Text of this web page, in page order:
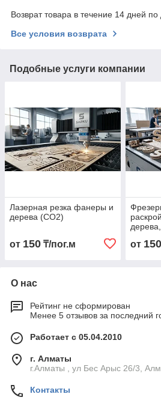
Возврат товара в течение 14 дней по
Все условия возврата
Подобные услуги компании
Лазерная резка фанеры и
дерева (CO2)
от 150 ₸/пог.м от 150
О нас
Рейтинг не сформирован
Менее 5 отзывов за последний
Работает с 05.04.2010
г. Алматы
г.Алматы , ул Бес Арыс 26/3,
Контакты